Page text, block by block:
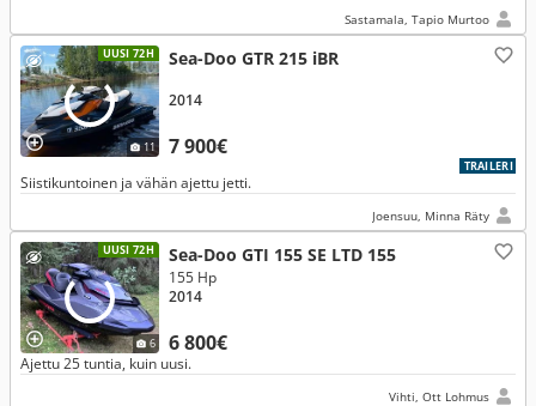
Sastamala, Tapio Murtoo
UUSI 72H
11
Sea-Doo GTR 215 iBR
7 900€
2014
TRAILERI
Siistikuntoinen ja vähän ajettu jetti.
Joensuu, Minna Räty
UUSI 72H
6
Sea-Doo GTI 155 SE LTD 155
6 800€
155 Hp
2014
Ajettu 25 tuntia, kuin uusi.
Vihti, Ott Lohmus